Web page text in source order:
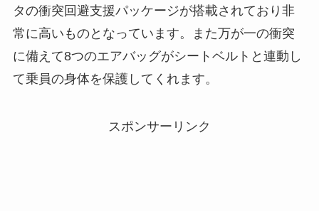
タの衝突回避支援パッケージが搭載されており非
常に高いものとなっています。また万が一の衝突
に備えて8つのエアバッグがシートベルトと連動し
て乗員の身体を保護してくれます。
スポンサーリンク